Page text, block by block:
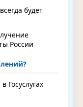
будет
России
Госуслугах